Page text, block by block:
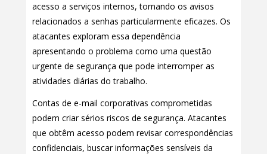
acesso a serviços internos, tornando os avisos
relacionados a senhas particularmente eficazes. Os
atacantes exploram essa dependência
apresentando o problema como uma questão
urgente de segurança que pode interromper as
atividades diárias do trabalho.
Contas de e-mail corporativas comprometidas
podem criar sérios riscos de segurança. Atacantes
que obtêm acesso podem revisar correspondências
confidenciais, buscar informações sensíveis da